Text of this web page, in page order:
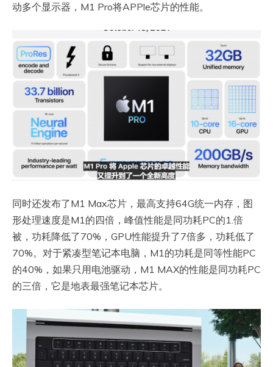
动多个显示器，M1 Pro将APPle芯片的性能。
同时还发布了M1 Max芯片，最高支持64G统一内存，图
形处理速度是M1的四倍，峰值性能是同功耗PC的1.倍
被，功耗降低了70%，GPU性能提升了7倍多，功耗低了
70%。对于紧凑型笔记本电脑，M1的功耗是同等性能PC
的40%，如果只用电池驱动，M1 MAX的性能是同功耗PC
的三倍，它是地表最强笔记本芯片。